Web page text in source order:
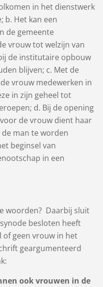
in het dienstwerk
b. Het kan een
de gemeente
vrouw tot welzijn van
de institutaire opbouw
blijven; c. Met de
vrouw medewerken in
in zijn geheel tot
d. Bij de opening
de vrouw dient haar
man te worden
beginsel van
in een
woorden? Daarbij sluit
besloten heeft
of geen vrouw in het
geargumenteerd
ook vrouwen in de